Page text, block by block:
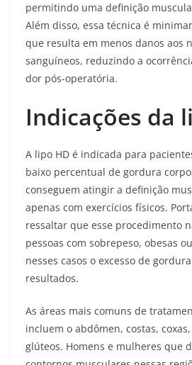
permitindo uma definição
Além disso, essa técnica é
que resulta em menos danos aos
sanguíneos, reduzindo a
dor pós-operatória.
Indicações da
A lipo HD é indicada para
baixo percentual de gordura
conseguem atingir a definição
apenas com exercícios físicos.
ressaltar que esse procedimento
pessoas com sobrepeso, obesas
nesses casos o excesso de
resultados.
As áreas mais comuns de
incluem o abdômen, costas,
glúteos. Homens e mulheres que